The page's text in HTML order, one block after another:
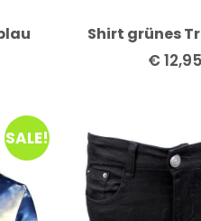
Shirt grünes
€12,95
SALE!